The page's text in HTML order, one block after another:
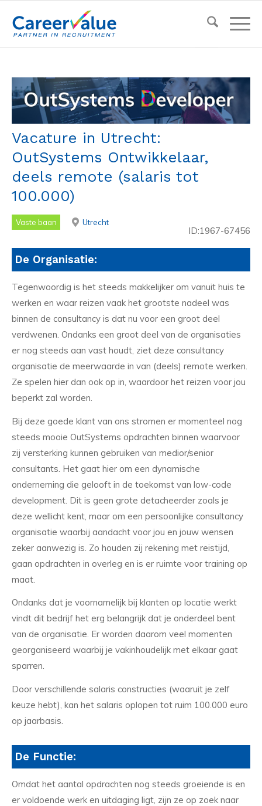
Vacature in Utrecht:
OutSystems Ontwikkelaar,
deels remote (salaris tot
100.000)
Vaste baan Utrecht
ID:1967-67456
De Organisatie:
Tegenwoordig is het steeds makkelijker om vanuit huis te
werken en waar reizen vaak het grootste nadeel was
binnen de consultancy is dat nu voor een groot deel
verdwenen. Ondanks een groot deel van de organisaties
er nog steeds aan vast houdt, ziet deze consultancy
organisatie de meerwaarde in van (deels) remote werken.
Ze spelen hier dan ook op in, waardoor het reizen voor jou
beperkt zal worden.
Bij deze goede klant van ons stromen er momenteel nog
steeds mooie OutSystems opdrachten binnen waarvoor
zij versterking kunnen gebruiken van medior/senior
consultants. Het gaat hier om een dynamische
onderneming die gelooft in de toekomst van low-code
development. Dit is geen grote detacheerder zoals je
deze wellicht kent, maar om een persoonlijke consultancy
organisatie waarbij aandacht voor jou en jouw wensen
zeker aanwezig is. Zo houden zij rekening met reistijd,
gaan opdrachten in overleg en is er ruimte voor training op
maat.
Ondanks dat je voornamelijk bij klanten op locatie werkt
vindt dit bedrijf het erg belangrijk dat je onderdeel bent
van de organisatie. Er worden daarom veel momenten
georganiseerd waarbij je vakinhoudelijk met elkaar gaat
sparren.
Door verschillende salaris constructies (waaruit je zelf
keuze hebt), kan het salaris oplopen tot ruim 100.000 euro
op jaarbasis.
De Functie:
Omdat het aantal opdrachten nog steeds groeiende is en
er voldoende werk en uitdaging ligt, zijn ze op zoek naar